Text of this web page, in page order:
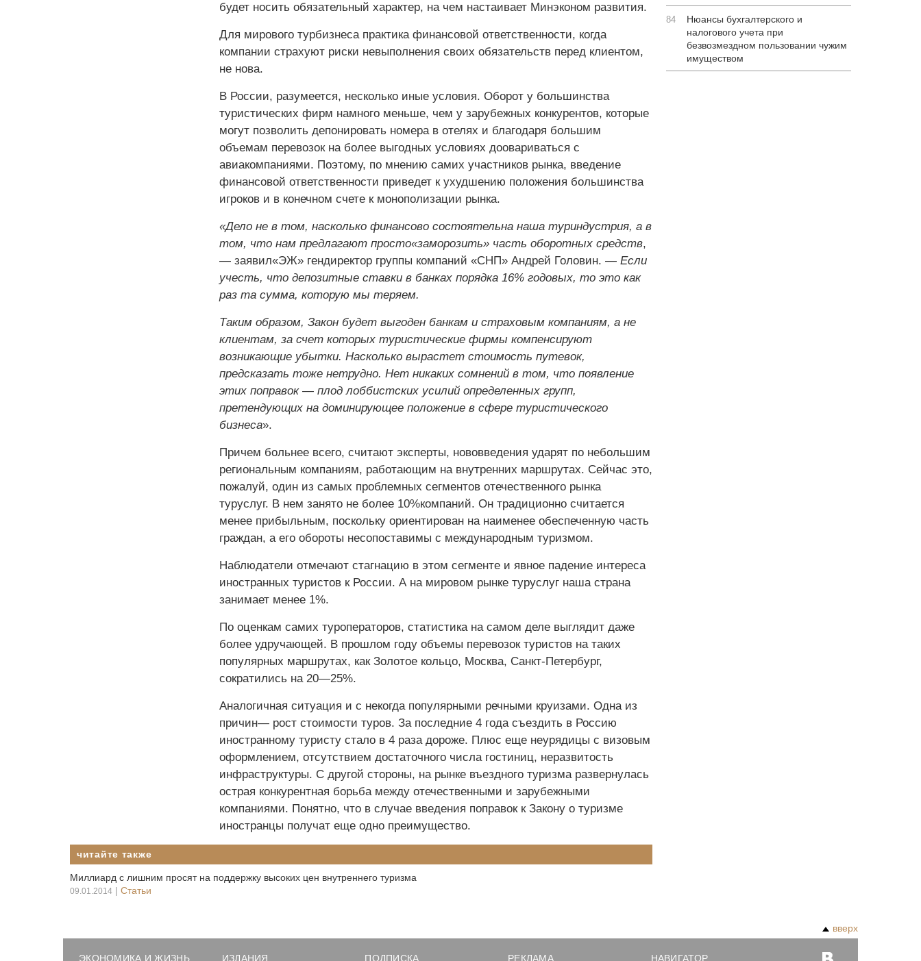
будет носить обязательный характер, на чем настаивает Минэконом развития.
Для мирового турбизнеса практика финансовой ответственности, когда
компании страхуют риски невыполнения своих обязательств перед клиентом,
не нова.
В России, разумеется, несколько иные условия. Оборот у большинства
туристических фирм намного меньше, чем у зарубежных конкурентов, которые
могут позволить депонировать номера в отелях и благодаря большим
объемам перевозок на более выгодных условиях доовариваться с
авиакомпаниями. Поэтому, по мнению самих участников рынка, введение
финансовой ответственности приведет к ухудшению положения большинства
игроков и в конечном счете к монополизации рынка.
«Дело не в том, насколько финансово состоятельна наша туриндустрия, а в
том, что нам предлагают просто«заморозить» часть оборотных средств,
— заявил«ЭЖ» гендиректор группы компаний «СНП» Андрей Головин. — Если
учесть, что депозитные ставки в банках порядка 16% годовых, то это как
раз та сумма, которую мы теряем.
Таким образом, Закон будет выгоден банкам и страховым компаниям, а не
клиентам, за счет которых туристические фирмы компенсируют
возникающие убытки. Насколько вырастет стоимость путевок,
предсказать тоже нетрудно. Нет никаких сомнений в том, что появление
этих поправок — плод лоббистских усилий определенных групп,
претендующих на доминирующее положение в сфере туристического
бизнеса».
Причем больнее всего, считают эксперты, нововведения ударят по небольшим
региональным компаниям, работающим на внутренних маршрутах. Сейчас это,
пожалуй, один из самых проблемных сегментов отечественного рынка
туруслуг. В нем занято не более 10%компаний. Он традиционно считается
менее прибыльным, поскольку ориентирован на наименее обеспеченную часть
граждан, а его обороты несопоставимы с международным туризмом.
Наблюдатели отмечают стагнацию в этом сегменте и явное падение интереса
иностранных туристов к России. А на мировом рынке туруслуг наша страна
занимает менее 1%.
По оценкам самих туроператоров, статистика на самом деле выглядит даже
более удручающей. В прошлом году объемы перевозок туристов на таких
популярных маршрутах, как Золотое кольцо, Москва, Санкт-Петербург,
сократились на 20—25%.
Аналогичная ситуация и с некогда популярными речными круизами. Одна из
причин— рост стоимости туров. За последние 4 года съездить в Россию
иностранному туристу стало в 4 раза дороже. Плюс еще неурядицы с визовым
оформлением, отсутствием достаточного числа гостиниц, неразвитость
инфраструктуры. С другой стороны, на рынке въездного туризма развернулась
острая конкурентная борьба между отечественными и зарубежными
компаниями. Понятно, что в случае введения поправок к Закону о туризме
иностранцы получат еще одно преимущество.
читайте также
Миллиард с лишним просят на поддержку высоких цен внутреннего туризма
09.01.2014 | Статьи
84
Нюансы бухгалтерского и
налогового учета при
безвозмездном пользовании чужим
имуществом
вверх
ЭКОНОМИКА И ЖИЗНЬ ИЗДАНИЯ ПОДПИСКА РЕКЛАМА НАВИГАТОР